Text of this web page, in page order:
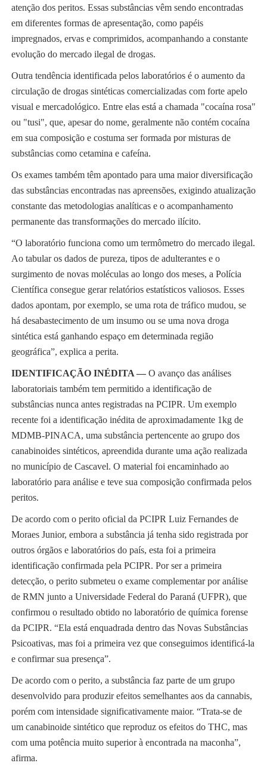
atenção dos peritos. Essas substâncias vêm sendo encontradas
em diferentes formas de apresentação, como papéis
impregnados, ervas e comprimidos, acompanhando a constante
evolução do mercado ilegal de drogas.
Outra tendência identificada pelos laboratórios é o aumento da
circulação de drogas sintéticas comercializadas com forte apelo
visual e mercadológico. Entre elas está a chamada "cocaína rosa"
ou "tusi", que, apesar do nome, geralmente não contém cocaína
em sua composição e costuma ser formada por misturas de
substâncias como cetamina e cafeína.
Os exames também têm apontado para uma maior diversificação
das substâncias encontradas nas apreensões, exigindo atualização
constante das metodologias analíticas e o acompanhamento
permanente das transformações do mercado ilícito.
“O laboratório funciona como um termômetro do mercado ilegal.
Ao tabular os dados de pureza, tipos de adulterantes e o
surgimento de novas moléculas ao longo dos meses, a Polícia
Científica consegue gerar relatórios estatísticos valiosos. Esses
dados apontam, por exemplo, se uma rota de tráfico mudou, se
há desabastecimento de um insumo ou se uma nova droga
sintética está ganhando espaço em determinada região
geográfica”, explica a perita.
IDENTIFICAÇÃO INÉDITA —O avanço das análises
laboratoriais também tem permitido a identificação de
substâncias nunca antes registradas na PCIPR. Um exemplo
recente foi a identificação inédita de aproximadamente 1kg de
MDMB-PINACA, uma substância pertencente ao grupo dos
canabinoides sintéticos, apreendida durante uma ação realizada
no município de Cascavel. O material foi encaminhado ao
laboratório para análise e teve sua composição confirmada pelos
peritos.
De acordo com o perito oficial da PCIPR Luiz Fernandes de
Moraes Junior, embora a substância já tenha sido registrada por
outros órgãos e laboratórios do país, esta foi a primeira
identificação confirmada pela PCIPR. Por ser a primeira
detecção, o perito submeteu o exame complementar por análise
de RMN junto a Universidade Federal do Paraná (UFPR), que
confirmou o resultado obtido no laboratório de química forense
da PCIPR. “Ela está enquadrada dentro das Novas Substâncias
Psicoativas, mas foi a primeira vez que conseguimos identificá-la
e confirmar sua presença”.
De acordo com o perito, a substância faz parte de um grupo
desenvolvido para produzir efeitos semelhantes aos da cannabis,
porém com intensidade significativamente maior. “Trata-se de
um canabinoide sintético que reproduz os efeitos do THC, mas
com uma potência muito superior à encontrada na maconha”,
afirma.